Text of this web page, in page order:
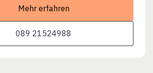
Mehr erfahren
089 21524988